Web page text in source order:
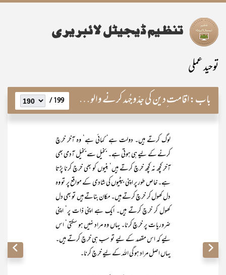
توحید عملی
باب:اقامت ِدین کی جدّوجُہد کرنے والوں کے اوصاف 199 /
لوگ کرتے ہیں۔ دولت ہے‘ کمائی ہے‘ وہ آخر خرچ
کرنے کے لیے ہی ہوتی ہے۔ بخیل سے بخیل آدمی بھی
آخر کچھ نہ کچھ خرچ کرتے ہیں‘ بنیوں کو بھی خرچ کرنا پڑتا
ہے۔ خاص طور پر اپنی بیٹیوں کی شادی کے مواقع پر تو وہ
دل کھول کر خرچ کرتے ہیں۔ مکان بناتے ہیں تو بھی دل
کھول کر خرچ کرتے ہیں۔ ایک ہے اپنی ذات پر‘ اپنی
ضروریات پر خرچ کرنا۔ یہاں وہ مراد نہیں ہو سکتی‘ اس
لیے کہ اس مقصد کے لیے تو سب ہی خرچ کرتے ہیں۔
یہاں اصل مراد ہو گی اللہ کے لیے خرچ کرنا۔